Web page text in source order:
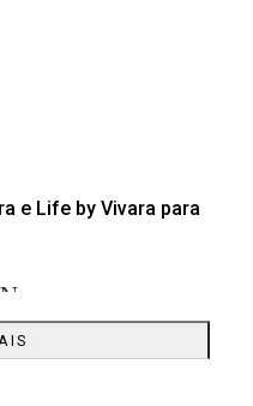
e Life by Vivara para
ALLIANCE